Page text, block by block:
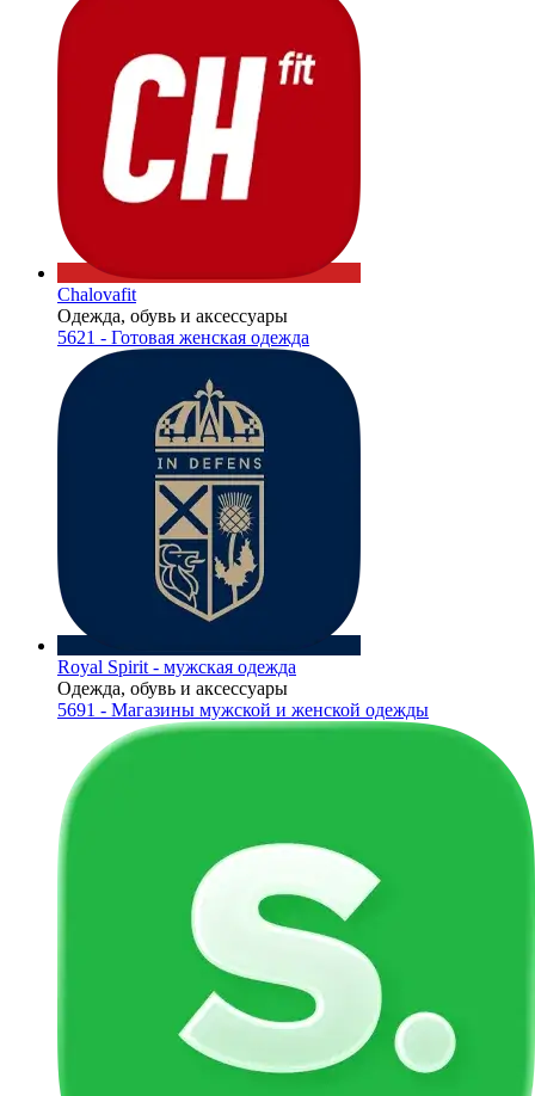
Chalovafit
Одежда, обувь и аксессуары
5621 - Готовая женская одежда
Royal Spirit - мужская одежда
Одежда, обувь и аксессуары
5691 - Магазины мужской и женской одежды